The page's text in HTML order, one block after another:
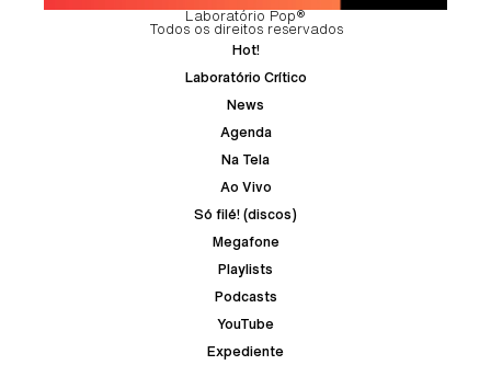
Laboratório Pop®
Todos os direitos reservados
Hot!
Laboratório Crítico
News
Agenda
Na Tela
Ao Vivo
Só filé! (discos)
Megafone
Playlists
Podcasts
YouTube
Expediente